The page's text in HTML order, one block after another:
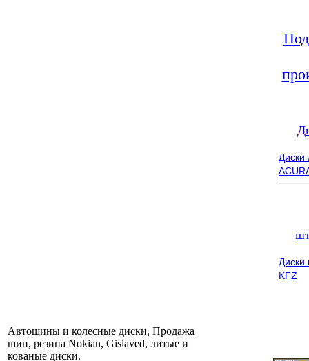
Диски
KFZ
Автошины и колесные диски, Продажа
шин, резина Nokian, Gislaved, литые и
кованые диски.